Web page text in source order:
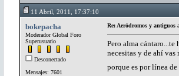
11 Abril, 2011, 17:37:10
bokepacha
Moderador Global Foro
Superusuario
Desconectado
Mensajes: 7601
Re: Aeródromos y antiguos
Pero alma
necesitas y de ahí
porque es por línea